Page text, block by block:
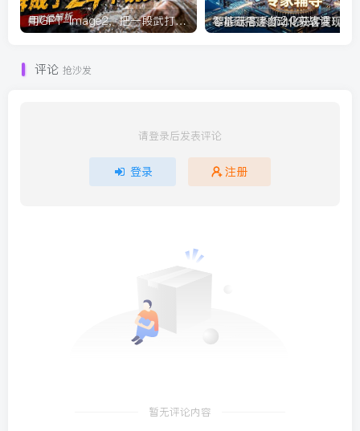
用GPT-Image2，把一段武打对决拆成24个连续镜头，从人物建立、动作衔接、运镜节奏，到情绪爆发
评论 抢沙发
请登录后发表评论
登录 注册
暂无评论内容